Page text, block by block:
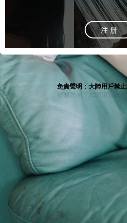
注 册
免責聲明：大陸用戶禁